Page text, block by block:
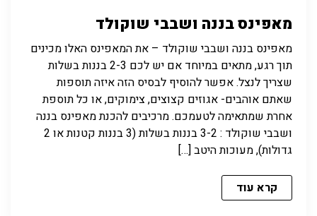
מאפינס בננה ושבבי שוקולד
מאפינס בננה ושבבי שוקולד – את המאפינס האלו מכינים
תוך רגע, מתאים במיוחד אם יש לכם 2-3 בננות בשלות
שצריך לנצל. אפשר להוסיף לבסיס הזה איזה תוספות
שאתם אוהבים- אגוזים קצוצים, צימוקים, או כל תוספת
אחרת שמתאימה לטעמכם. מרכיבים להכנת מאפינס בננה
ושבבי שוקולד : 3-2 בננות בשלות (3 בננות קטנות או 2
גדולות), מעוכות היטב […]
קרא עוד